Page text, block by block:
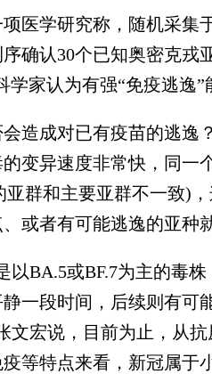
学研究称，随机采集于
确认30个已知奥密克戎
学家认为有强“免疫逃逸”
成对已有疫苗的逃逸
变异速度非常快，同一
亚群和主要亚群不一致)
或者有可能逃逸的亚种
BA.5或BF.7为主的毒株
一段时间，后续则有可
文宏说，目前为止，从
等特点来看，新冠属于